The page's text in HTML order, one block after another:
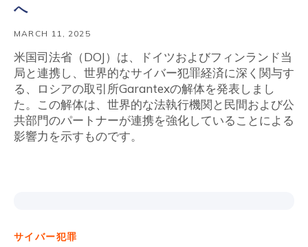
へ
MARCH 11, 2025
米国司法省（DOJ）は、ドイツおよびフィンランド当
局と連携し、世界的なサイバー犯罪経済に深く関与す
る、ロシアの取引所Garantexの解体を発表しまし
た。この解体は、世界的な法執行機関と民間および公
共部門のパートナーが連携を強化していることによる
影響力を示すものです。
サイバー犯罪